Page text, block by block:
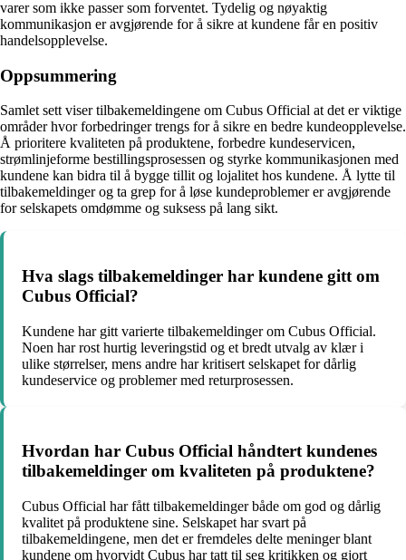
varer som ikke passer som forventet. Tydelig og nøyaktig
kommunikasjon er avgjørende for å sikre at kundene får en positiv
handelsopplevelse.
Oppsummering
Samlet sett viser tilbakemeldingene om Cubus Official at det er viktige
områder hvor forbedringer trengs for å sikre en bedre kundeopplevelse.
Å prioritere kvaliteten på produktene, forbedre kundeservicen,
strømlinjeforme bestillingsprosessen og styrke kommunikasjonen med
kundene kan bidra til å bygge tillit og lojalitet hos kundene. Å lytte til
tilbakemeldinger og ta grep for å løse kundeproblemer er avgjørende
for selskapets omdømme og suksess på lang sikt.
Hva slags tilbakemeldinger har kundene gitt om
Cubus Official?
Kundene har gitt varierte tilbakemeldinger om Cubus Official.
Noen har rost hurtig leveringstid og et bredt utvalg av klær i
ulike størrelser, mens andre har kritisert selskapet for dårlig
kundeservice og problemer med returprosessen.
Hvordan har Cubus Official håndtert kundenes
tilbakemeldinger om kvaliteten på produktene?
Cubus Official har fått tilbakemeldinger både om god og dårlig
kvalitet på produktene sine. Selskapet har svart på
tilbakemeldingene, men det er fremdeles delte meninger blant
kundene om hvorvidt Cubus har tatt til seg kritikken og gjort